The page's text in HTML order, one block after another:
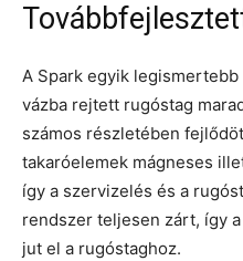
A Spark egyik
vázba rejtett rugóstag
számos részletében
takaróelemek mágneses
így a szervizelés és a
rendszer teljesen zárt, így
jut el a rugóstaghoz.